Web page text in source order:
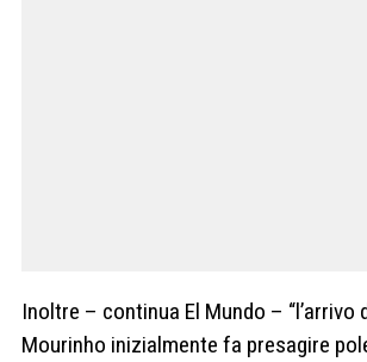
Inoltre – continua El Mundo – “l’arrivo
Mourinho inizialmente fa presagire